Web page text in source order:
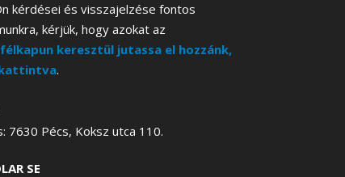
kérdései és visszajelzése fontos
kérjük, hogy azokat az
keresztül jutassa el hozzánk,
.
7630 Pécs, Koksz utca 110.
SE